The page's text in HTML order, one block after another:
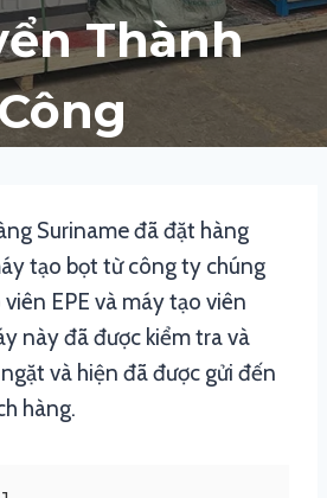
Thành
Suriname đã đặt hàng
tạo bọt từ công ty chúng
EPE và máy tạo viên
này đã được kiểm tra và
và hiện đã được gửi đến
hàng.